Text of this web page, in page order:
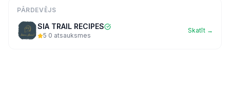
PĀRDEVĒJS
SIA TRAIL RECIPES
5·0 atsauksmes
Skatīt →